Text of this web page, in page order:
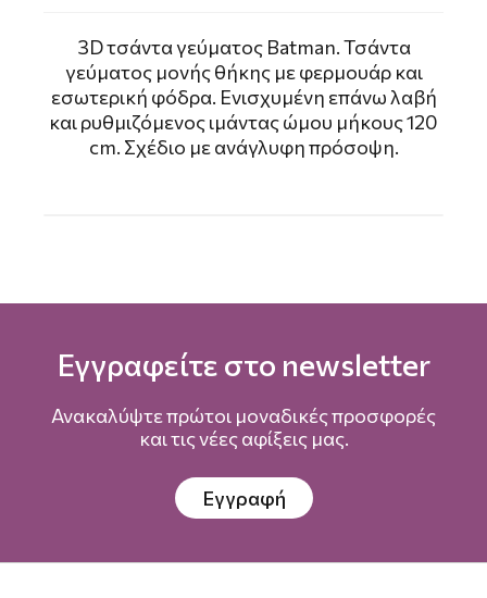
3D τσάντα γεύματος Βatman. Τσάντα
γεύματος μονής θήκης με φερμουάρ και
εσωτερική φόδρα. Ενισχυμένη επάνω λαβή
και ρυθμιζόμενος ιμάντας ώμου μήκους 120
cm. Σχέδιο με ανάγλυφη πρόσοψη.
Εγγραφείτε στο newsletter
Ανακαλύψτε πρώτοι μοναδικές προσφορές
και τις νέες αφίξεις μας.
Εγγραφή